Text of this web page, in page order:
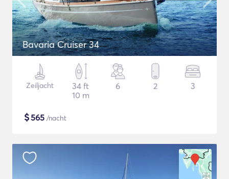
Bavaria Cruiser 34
Zeiljacht
34 ft
10 m
6 2 3
$565 /nacht